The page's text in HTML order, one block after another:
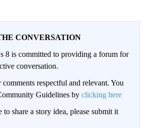
CONVERSATION
8 is committed to providing a forum for
conversation.
comments respectful and relevant. You
Guidelines by clicking here
share a story idea, please submit it